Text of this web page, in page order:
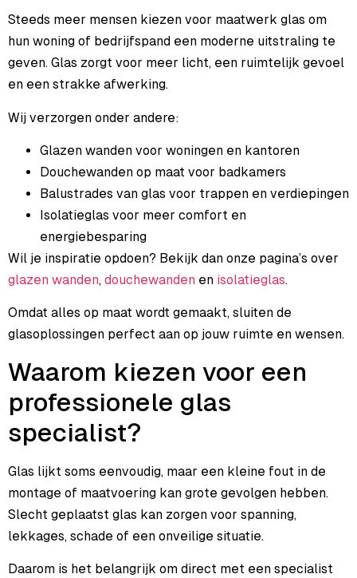
Steeds meer mensen kiezen voor maatwerk glas om
hun woning of bedrijfspand een moderne uitstraling te
geven. Glas zorgt voor meer licht, een ruimtelijk gevoel
en een strakke afwerking.
Wij verzorgen onder andere:
Glazen wanden voor woningen en kantoren
Douchewanden op maat voor badkamers
Balustrades van glas voor trappen en verdiepingen
Isolatieglas voor meer comfort en
energiebesparing
Wil je inspiratie opdoen? Bekijk dan onze pagina’s over
glazen wanden, douchewanden en isolatieglas.
Omdat alles op maat wordt gemaakt, sluiten de
glasoplossingen perfect aan op jouw ruimte en wensen.
Waarom kiezen voor een
professionele glas
specialist?
Glas lijkt soms eenvoudig, maar een kleine fout in de
montage of maatvoering kan grote gevolgen hebben.
Slecht geplaatst glas kan zorgen voor spanning,
lekkages, schade of een onveilige situatie.
Daarom is het belangrijk om direct met een specialist